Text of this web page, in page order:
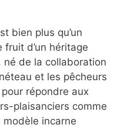
bien plus qu’un
fruit d’un héritage
né de la collaboration
et les pêcheurs
répondre aux
plaisanciers comme
incarne